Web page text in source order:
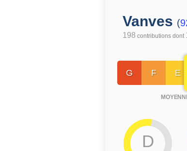
Vanves (
198 contributions dont
G F E
D